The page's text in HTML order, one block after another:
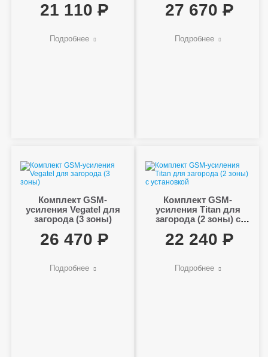
21 110
Подробнее
27 670
Подробнее
Комплект GSM-
усиления Vegatel для
загорода (3 зоны)
26 470
Подробнее
Комплект GSM-
усиления Titan для
загорода (2 зоны) с
22 240
Подробнее